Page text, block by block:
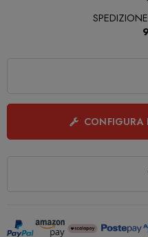
CONFIGURA